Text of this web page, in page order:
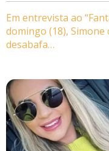
Em entrevista ao
domingo (18),
desabafa…